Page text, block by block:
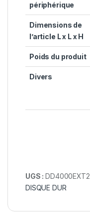
périphérique
Dimensions de
l’article L x L x H
Poids du produit
Divers
UGS :
DISQUE DUR